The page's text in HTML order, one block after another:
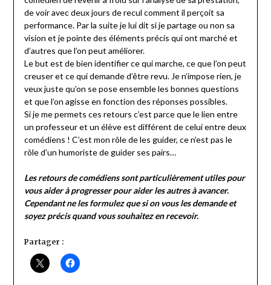
de voir avec deux jours de recul comment il perçoit sa
performance. Par la suite je lui dit si je partage ou non sa
vision et je pointe des éléments précis qui ont marché et
d’autres que l’on peut améliorer.
Le but est de bien identifier ce qui marche, ce que l’on peut
creuser et ce qui demande d’être revu. Je n’impose rien, je
veux juste qu’on se pose ensemble les bonnes questions
et que l’on agisse en fonction des réponses possibles.
Si je me permets ces retours c’est parce que le lien entre
un professeur et un élève est différent de celui entre deux
comédiens ! C’est mon rôle de les guider, ce n’est pas le
rôle d’un humoriste de guider ses pairs…
Les retours de comédiens sont particulièrement utiles pour
vous aider à progresser pour aider les autres à avancer.
Cependant ne les formulez que si on vous les demande et
soyez précis quand vous souhaitez en recevoir.
Partager :